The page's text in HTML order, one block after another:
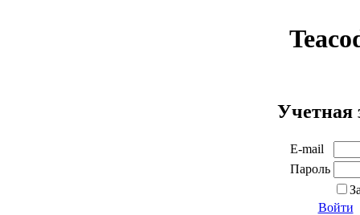
Учетная
E-mail
Пароль
Войти